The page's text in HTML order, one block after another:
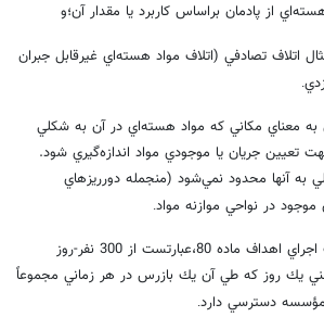
از پادمان براساس كاربرد يا مقدار آن؛‌و
اتلاف تصادفي (اتلاف مواد هسته‌اي غيرقابل جبران
.
به معناي مكاني كه مواد هسته‌اي در آن به شكلي
تعيين جريان يا موجودي مواد اندازه‌گيري شود.
به آنها محدود نمي‌شود (منجمله دورريزهاي
موجود در نواحي موازنه مواد.
ل- نفر- سال بازرسي، جهت اجراي اهداف ماده 80،‌عبارتست از 300 نفر-روز
يك روز كه طي آن يك بازرس در هر زماني مجموعاً
.